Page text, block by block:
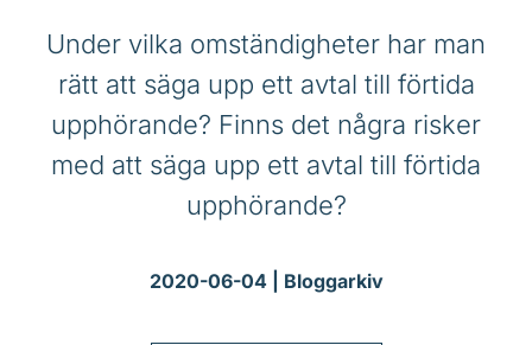
Under vilka omständigheter har man
rätt att säga upp ett avtal till förtida
upphörande? Finns det några risker
med att säga upp ett avtal till förtida
upphörande?
2020-06-04| Bloggarkiv